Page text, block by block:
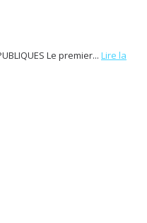
Le premier... Lire la